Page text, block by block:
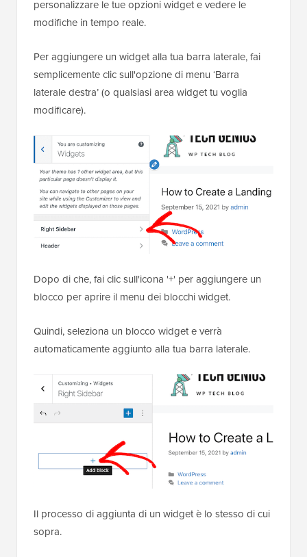
personalizzare le tue opzioni widget e vedere le
modifiche in tempo reale.
Per aggiungere un widget alla tua barra laterale, fai
semplicemente clic sull'opzione di menu ‘Barra
laterale destra’ (o qualsiasi area widget tu voglia
modificare).
Dopo di che, fai clic sull'icona '+' per aggiungere un
blocco per aprire il menu dei blocchi widget.
Quindi, seleziona un blocco widget e verrà
automaticamente aggiunto alla tua barra laterale.
Il processo di aggiunta di un widget è lo stesso di cui
sopra.